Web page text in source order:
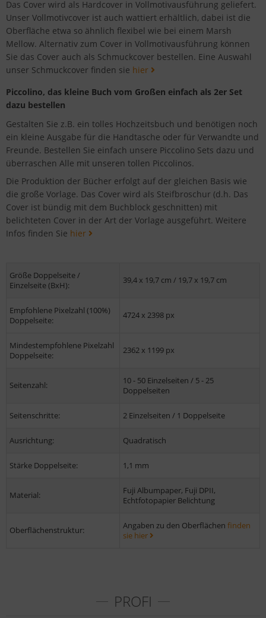
Das Cover wird als Hardcover in Vollmotivausführung geliefert.
Unser Vollmotivcover ist auch wattiert erhältlich, dabei ist die
Oberfläche etwa so ähnlich flexibel wie bei einem Marsh
Mellow. Alternativ zum Cover in Vollmotivausführung können
Sie das Cover auch als Schmuckcover bestellen. Eine Auswahl
unser Schmuckcover finden sie hier
Piccolino, das kleine Buch vom Großen einfach als 2er Set
dazu bestellen
Gestalten Sie z.B. ein tolles Hochzeitsbuch und benötigen noch
ein kleine Ausgabe für die Handtasche oder für Verwandte und
Freunde. Bestellen Sie einfach unsere Piccolino Sets dazu und
überraschen Alle mit unseren tollen Piccolinos.
Die Produktion der Bücher erfolgt auf der gleichen Basis wie
die große Vorlage. Das Cover wird als Steifbroschur (d.h. Das
Cover ist bündig mit dem Buchblock geschnitten) mit
belichteten Cover in der Art der Vorlage ausgeführt. Weitere
Infos finden Sie hier
Größe Doppelseite /
Einzelseite (BxH):
39,4 x 19,7 cm / 19,7 x 19,7 cm
Empfohlene Pixelzahl (100%)
Doppelseite:
4724 x 2398 px
Mindestempfohlene Pixelzahl
Doppelseite:
2362 x 1199 px
Seitenzahl:
10 - 50 Einzelseiten / 5 - 25
Doppelseiten
Seitenschritte: 2 Einzelseiten / 1 Doppelseite
Ausrichtung: Quadratisch
Stärke Doppelseite: 1,1 mm
Material:
Fuji Albumpaper, Fuji DPII,
Echtfotopapier Belichtung
Oberflächenstruktur: Angaben zu den Oberflächen finden
sie hier
PROFI